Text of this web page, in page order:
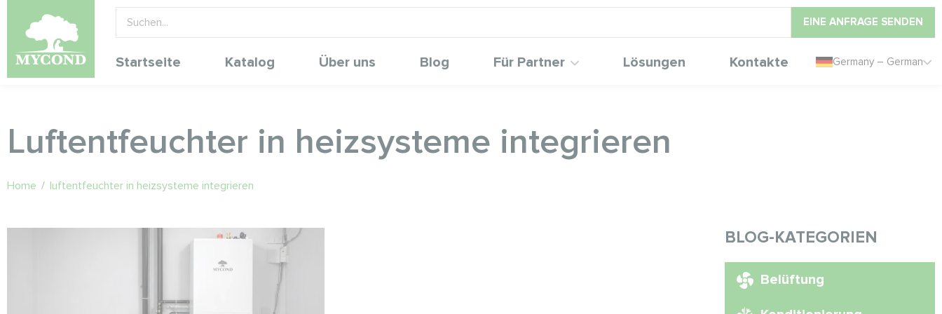
EINE ANFRAGE SENDEN
Startseite Katalog Über uns Blog Für Partner Lösungen Kontakte Germany – German
Luftentfeuchter in heizsysteme integrieren
Home / luftentfeuchter in heizsysteme integrieren
BLOG-KATEGORIEN
Belüftung